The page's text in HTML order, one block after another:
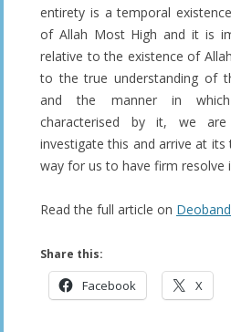
entirety is a temporal
of Allah Most High and it is
relative to the existence of
to the true understanding of
and the manner in
characterised by it, we
investigate this and arrive at its
way for us to have firm resolve
Read the full article on
Share this:
Facebook X